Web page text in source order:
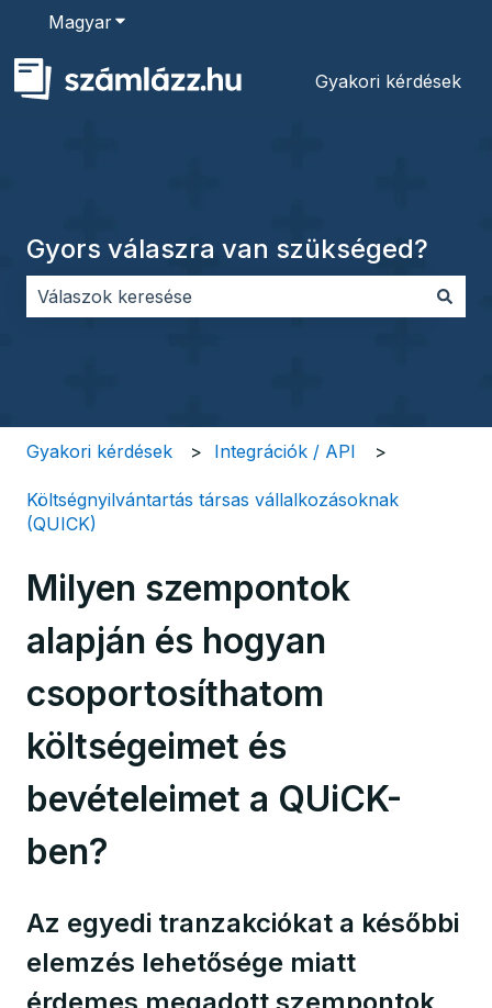
MagyarAlmenü megjelenítése fordításokhoz
Gyakori kérdések
Gyors válaszra van szükséged?
Gyakori kérdések Integrációk / API
Költségnyilvántartás társas vállalkozásoknak
(QUICK)
Milyen szempontok
alapján és hogyan
csoportosíthatom
költségeimet és
bevételeimet a QUiCK-
ben?
Az egyedi tranzakciókat a későbbi
elemzés lehetősége miatt